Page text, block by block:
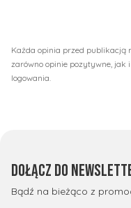
Każda opinia przed publikacją
zarówno opinie pozytywne, jak
logowania.
Dołącz do
Bądź na bieżąco z